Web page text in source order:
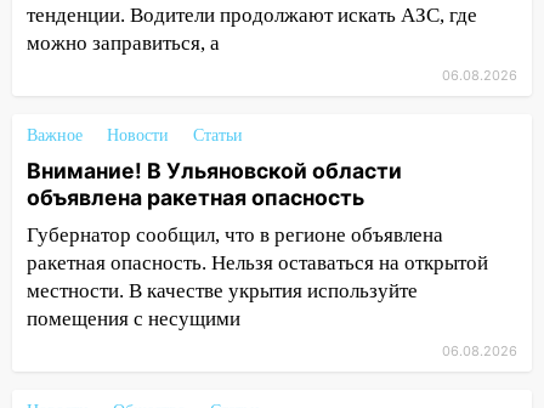
18:02 В Ульяновск едут звезды
баскетбола!
оставил в силе приговор руководству
«УльяновскФармации» за махинации на
3,2 млн рублей
16:09
Ветераны легкой атлетики из
Ульяновска успешно выступили на
Чемпионате России
16:02 В Ульяновской области убрали
тенденции. Водители продолжают искать АЗС, где
можно заправиться, а
06.08.2026
Важное Новости Статьи
Внимание! В Ульяновской области
объявлена ракетная опасность
Губернатор сообщил, что в регионе объявлена
ракетная опасность. Нельзя оставаться на открытой
местности. В качестве укрытия используйте
помещения с несущими
06.08.2026